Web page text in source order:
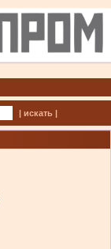
| искать |